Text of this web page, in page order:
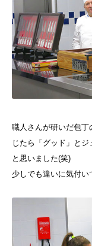
職人さんが研いだ包
じたら「グッド」と
と思いました(笑)
少しでも違いに気付い